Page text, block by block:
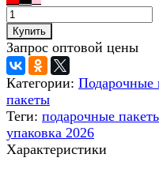
Купить
Запрос оптовой цены
Категории: Подарочные
пакеты
Теги: подарочные
упаковка 2026
Характеристики